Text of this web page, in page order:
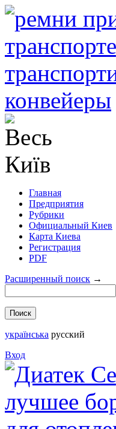
Главная
Предприятия
Рубрики
Официальный Киев
Карта Киева
Регистрация
PDF
Расширенный поиск →
українська русский
Вход